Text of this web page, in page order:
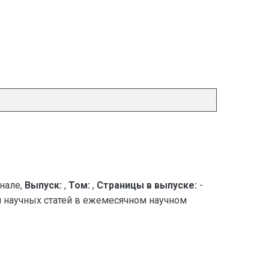
Выпуск: , Том: , Страницы в выпуске: -
статей в ежемесячном научном